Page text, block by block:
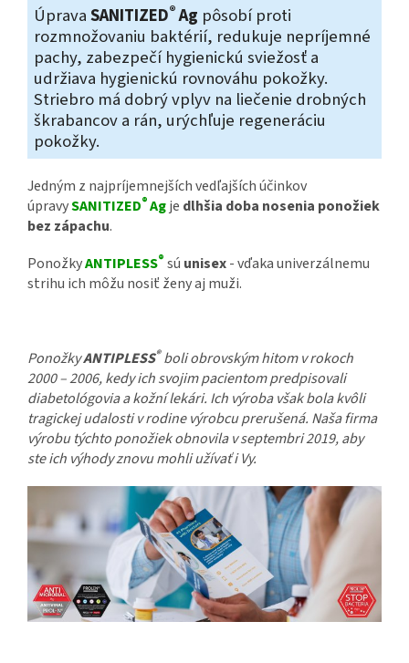
ÚpravaSANITIZED® Ag pôsobí proti
rozmnožovaniu baktérií, redukuje nepríjemné
pachy, zabezpečí hygienickú sviežosť a
udržiava hygienickú rovnováhu pokožky.
Striebro má dobrý vplyv na liečenie drobných
škrabancov a rán, urýchľuje regeneráciu
pokožky.
Jedným z najpríjemnejších vedľajších účinkov
úpravySANITIZED®Agje dlhšia doba nosenia ponožiek
bez zápachu.
PonožkyANTIPLESS® sú unisex- vďaka univerzálnemu
strihu ich môžu nosiť ženy aj muži.
PonožkyANTIPLESS®boli obrovským hitom v rokoch
2000 – 2006, kedy ich svojim pacientom predpisovali
diabetológovia a kožní lekári. Ich výroba však bola kvôli
tragickej udalosti v rodine výrobcu prerušená. Naša firma
výrobu týchto ponožiek obnovila v septembri 2019, aby
ste ich výhody znovu mohli užívať i Vy.